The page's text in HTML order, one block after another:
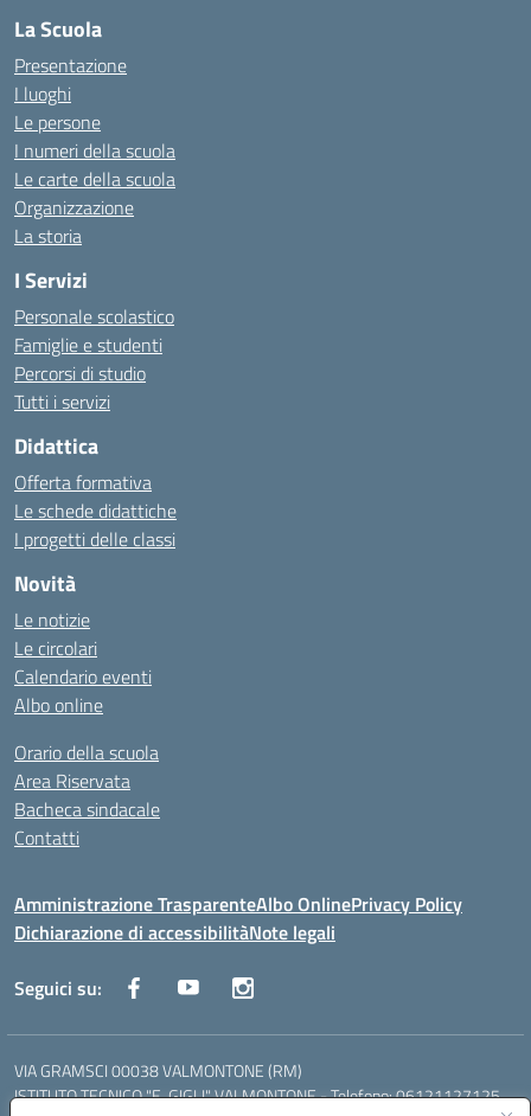
La Scuola
Presentazione
I luoghi
Le persone
I numeri della scuola
Le carte della scuola
Organizzazione
La storia
I Servizi
Personale scolastico
Famiglie e studenti
Percorsi di studio
Tutti i servizi
Didattica
Offerta formativa
Le schede didattiche
I progetti delle classi
Novità
Le notizie
Le circolari
Calendario eventi
Albo online
Orario della scuola
Area Riservata
Bacheca sindacale
Contatti
Amministrazione TrasparenteAlbo OnlinePrivacy Policy
Dichiarazione di accessibilitàNote legali
Seguici su:
VIA GRAMSCI 00038 VALMONTONE (RM)
ISTITUTO TECNICO "E. GIGLI" VALMONTONE - Telefono: 06121127125